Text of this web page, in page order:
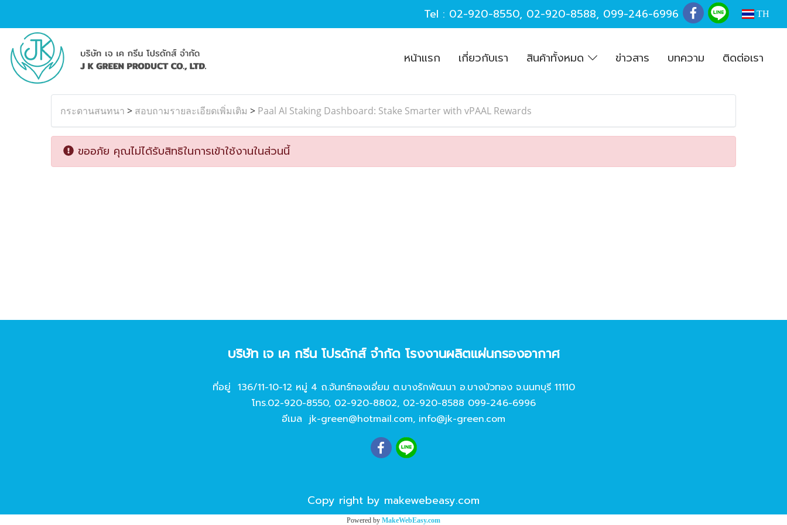
Tel : 02-920-8550, 02-920-8588, 099-246-6996 TH
หน้าแรก เกี่ยวกับเรา สินค้าทั้งหมด ข่าวสาร บทความ ติดต่อเรา
กระดานสนทนา > สอบถามรายละเอียดเพิ่มเติม > Paal AI Staking Dashboard: Stake Smarter with vPAAL Rewards
ขออภัย คุณไม่ได้รับสิทธิในการเข้าใช้งานในส่วนนี้
บริษัท เจ เค กรีน โปรดักส์ จํากัด โรงงานผลิตแผ่นกรองอากาศ
ที่อยู่ 136/11-10-12 หมู่ 4 ถ.จันทร์ทองเอี่ยม ต.บางรักพัฒนา อ.บางบัวทอง จ.นนทบุรี 11110
โทร.02-920-8550, 02-920-8802, 02-920-8588 099-246-6996
อีเมล jk-green@hotmail.com, info@jk-green.com
Copy right by makewebeasy.com
Powered by MakeWebEasy.com